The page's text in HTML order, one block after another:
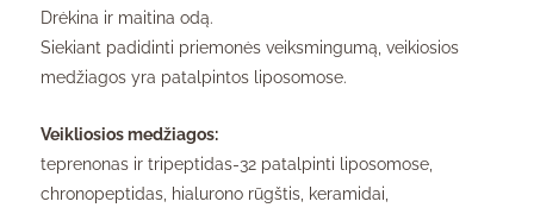
Drėkina ir maitina odą.
Siekiant padidinti priemonės veiksmingumą, veikiosios
medžiagos yra patalpintos liposomose.
Veikliosios medžiagos:
teprenonas ir tripeptidas-32 patalpinti liposomose,
chronopeptidas, hialurono rūgštis, keramidai,